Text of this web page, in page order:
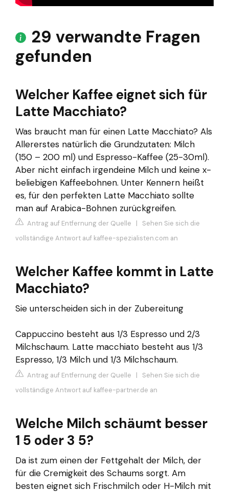
29 verwandte Fragen
gefunden
Welcher Kaffee eignet sich für
Latte Macchiato?
Was braucht man für einen Latte Macchiato? Als
Allererstes natürlich die Grundzutaten: Milch
(150 – 200 ml) und Espresso-Kaffee (25-30ml).
Aber nicht einfach irgendeine Milch und keine x-
beliebigen Kaffeebohnen. Unter Kennern heißt
es, für den perfekten Latte Macchiato sollte
man auf Arabica-Bohnen zurückgreifen.
Antrag auf Entfernung der Quelle | Sehen Sie sich die
vollständige Antwort auf kaffee-spezialisten.com an
Welcher Kaffee kommt in Latte
Macchiato?
Sie unterscheiden sich in der Zubereitung
Cappuccino besteht aus 1/3 Espresso und 2/3
Milchschaum. Latte macchiato besteht aus 1/3
Espresso, 1/3 Milch und 1/3 Milchschaum.
Antrag auf Entfernung der Quelle | Sehen Sie sich die
vollständige Antwort auf kaffee-partner.de an
Welche Milch schäumt besser
1 5 oder 3 5?
Da ist zum einen der Fettgehalt der Milch, der
für die Cremigkeit des Schaums sorgt. Am
besten eignet sich Frischmilch oder H-Milch mit